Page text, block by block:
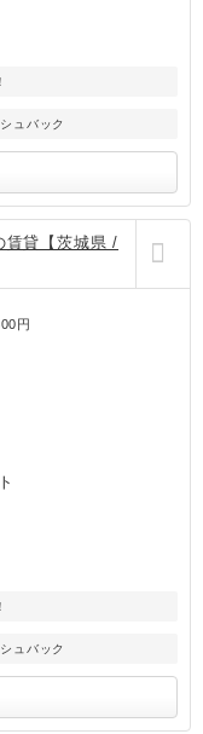
ュバック
賃貸【茨城県 /
円
ュバック